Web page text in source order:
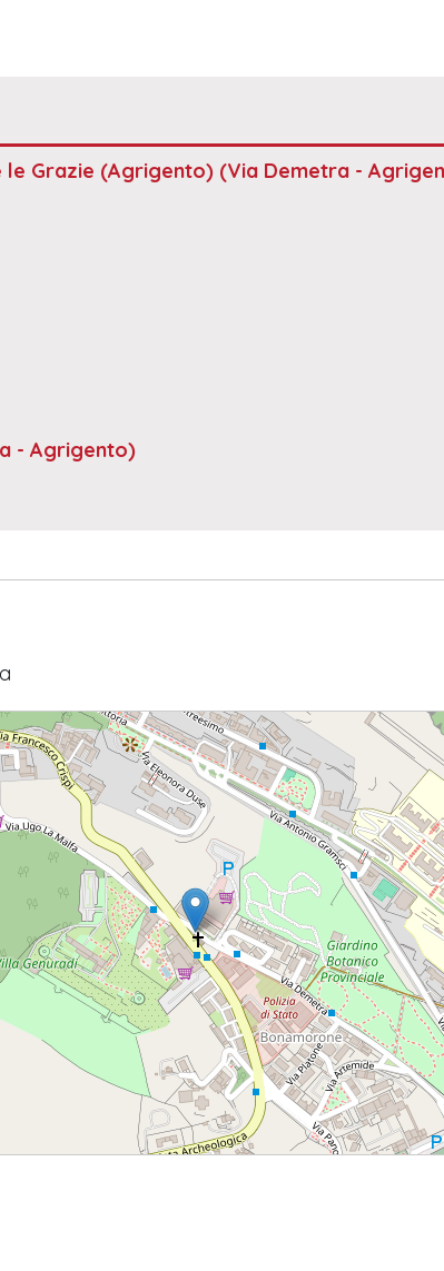
le Grazie (Agrigento) (Via Demetra -
- Agrigento)